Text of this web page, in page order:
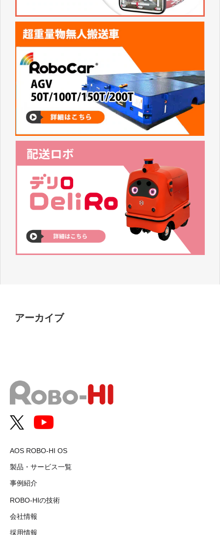
アーカイブ
AOS ROBO-HI OS
製品・サービス一覧
事例紹介
ROBO-HIの技術
会社情報
採用情報